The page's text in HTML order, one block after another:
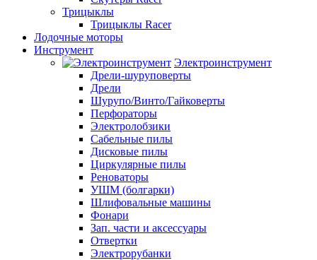
Трицыклы
Трицыклы Racer
Лодочные моторы
Инструмент
Электроинструмент
Дрели-шуруповерты
Дрели
Шурупо/Винто/Гайковерты
Перфораторы
Электролобзики
Сабельные пилы
Дисковые пилы
Циркулярные пилы
Реноваторы
УШМ (болгарки)
Шлифовальные машины
Фонари
Зап. части и аксессуары
Отвертки
Электрорубанки